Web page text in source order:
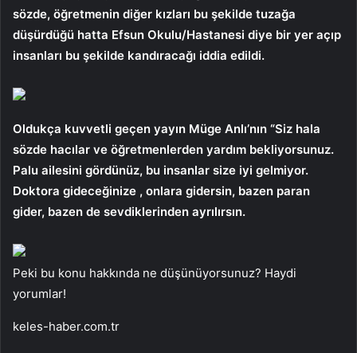
sözde, öğretmenin diğer kızları bu şekilde tuzağa
düşürdüğü hatta Efsun Okulu/Hastanesi diye bir yer açıp
insanları bu şekilde kandıracağı iddia edildi.
Oldukça kuvvetli geçen yayın Müge Anlı’nın “Siz hala
sözde hacılar ve öğretmenlerden yardım bekliyorsunuz.
Palu ailesini gördünüz, bu insanlar size iyi gelmiyor.
Doktora gideceğinize , onlara gidersin, bazen paran
gider, bazen de sevdiklerinden ayrılırsın.
Peki bu konu hakkında ne düşünüyorsunuz? Haydi
yorumlar!
keles-haber.com.tr